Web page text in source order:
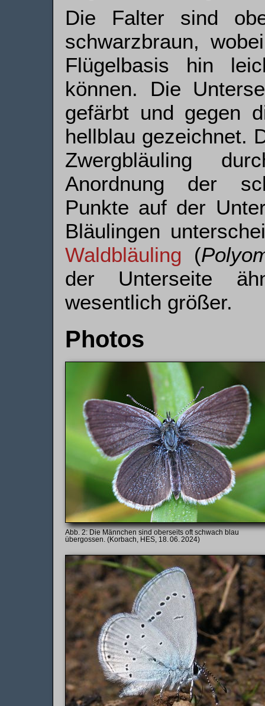
Die Falter sind
schwarzbraun,
Flügelbasis hin
können. Die
gefärbt und gegen
hellblau gezeichnet.
Zwergbläuling
Anordnung der
Punkte auf der
Bläulingen
Waldbläuling (
der Unterseite
wesentlich größer.
Photos
Die Männchen sind oberseits oft schwach blau
übergossen. (Korbach, HES, 18. 06. 2024)